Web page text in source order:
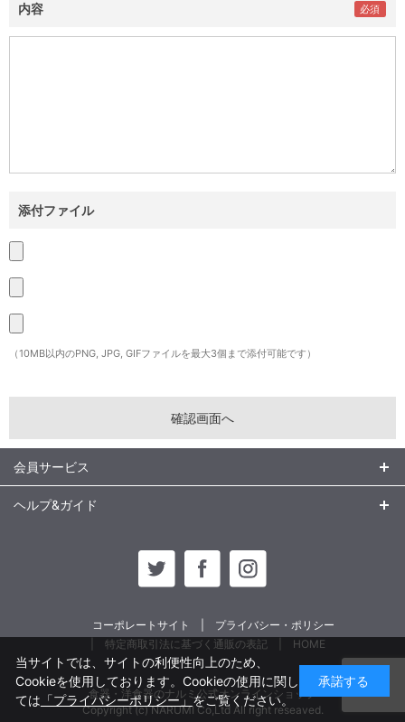
内容
添付ファイル
（10MB以内のPNG, JPG, GIFファイルを最大3個まで添付可能です）
会員サービス
ヘルプ&ガイド
コーポレートサイト
プライバシー・ポリシー
特定商取引法に基づく通販の表記
HOME
食器・洋食器のナルミ公式オンラインショップ
Copyright (c) NARUMI Co,Ltd All right reseaved.
当サイトでは、サイトの利便性向上のため、
Cookieを使用しております。Cookieの使用に関し
ては 「プライバシーポリシー」をご覧ください。
承諾する